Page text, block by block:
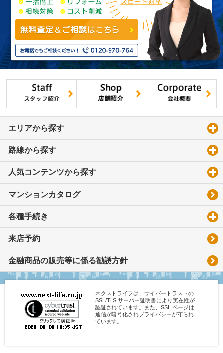
エリアから探す
路線から探す
人気コンテンツから探す
マンションカタログ
各種手続き
来店予約
金融商品の販売等に係る勧誘方針
ネクストライフは、サイバートラストの
SSL/TLS サーバー証明書により実在性が
認証されています。また、SSL ページは
通信が暗号化されプライバシーが守られ
ています。